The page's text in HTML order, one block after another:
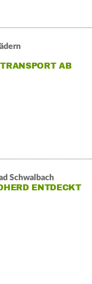
AB
Schwalbach
ENTDECKT